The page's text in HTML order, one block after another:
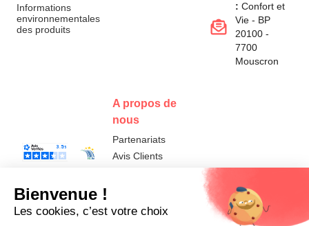
Informations
environnementales
des produits
A propos de
nous
Partenariats
Avis Clients
: Confort et
Vie - BP
20100 -
7700
Mouscron
Données
personnelles et
Paramétrer
les cookies
légales
Conditions
générales de
vente